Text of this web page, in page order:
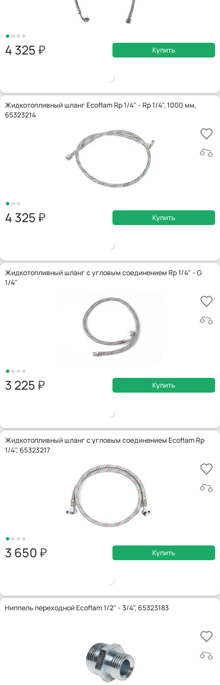
4 325 Купить
Жидкотопливный шланг Ecoflam Rp 1/4" - Rp 1/4", 1000 мм,
65323214
4 325 Купить
Жидкотопливный шланг с угловым соединением Rp 1/4" - G
1/4"
3 225 Купить
Жидкотопливный шланг с угловым соединением Ecoflam Rp
1/4", 65323217
3 650 Купить
Ниппель переходной Ecoflam 1/2" - 3/4", 65323183